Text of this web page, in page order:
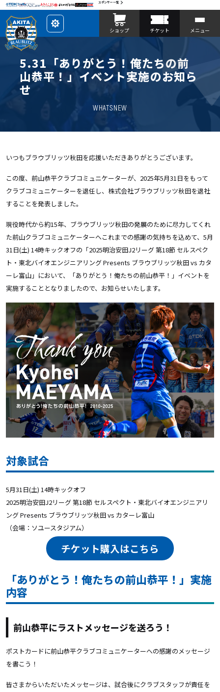
スポンサー一覧
レ
イ
ア
を
カ
ス
タ
マ
ショップ チケット メニュー
5.31「ありがとう！俺たちの前
山恭平！」イベント実施のお知ら
せ
WHATSNEW
いつもブラウブリッツ秋田を応援いただきありがとうございます。
この度、前山恭平クラブコミュニケーターが、2025年5月31日をもって
クラブコミュニケーターを退任し、株式会社ブラウブリッツ秋田を退社
することを発表しました。
現役時代から約15年、ブラウブリッツ秋田の発展のために尽力してくれ
た前山クラブコミュニケーターへこれまでの感謝の気持ちを込めて、5月
31日(土) 14時キックオフの「2025明治安田J2リーグ 第18節 セルスペク
ト・東北バイオエンジニアリング Presents ブラウブリッツ秋田 vs カタ
ーレ富山」において、「ありがとう！俺たちの前山恭平！」イベントを
実施することとなりましたので、お知らせいたします。
対象試合
5月31日(土) 14時キックオフ
2025明治安田J2リーグ 第18節 セルスペクト・東北バイオエンジニアリ
ングPresents ブラウブリッツ秋田 vs カターレ富山
（会場：ソユースタジアム）
チケット購入はこちら
「ありがとう！俺たちの前山恭平！」実施
内容
前山恭平にラストメッセージを送ろう！
ポストカードに前山恭平クラブコミュニケーターへの感謝のメッセージ
を書こう！
皆さまからいただいたメッセージは、試合後にクラブスタッフが責任を